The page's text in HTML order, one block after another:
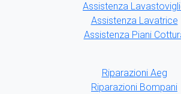
Assistenza
Assistenza Lavatrice
Assistenza Piani
Riparazioni Aeg
Riparazioni Bompani